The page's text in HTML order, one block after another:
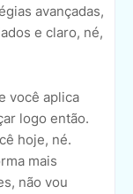
avançadas,
e claro, né,
você aplica
logo então.
hoje, né.
mais
não vou